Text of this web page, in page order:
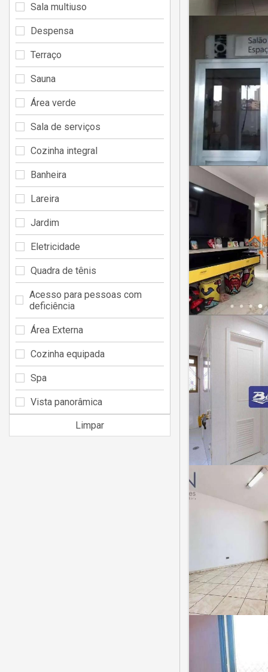
Sala multiuso
Despensa
Terraço
Sauna
Área verde
Sala de serviços
Cozinha integral
Banheira
Lareira
Jardim
Eletricidade
Quadra de tênis
Acesso para pessoas com
deficiência
Área Externa
Cozinha equipada
Spa
Vista panorâmica
Limpar